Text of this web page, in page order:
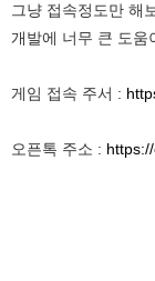
그냥 접속정도만 해
개발에 너무 큰 도움
게임 접속 주서 :
오픈톡 주소 :